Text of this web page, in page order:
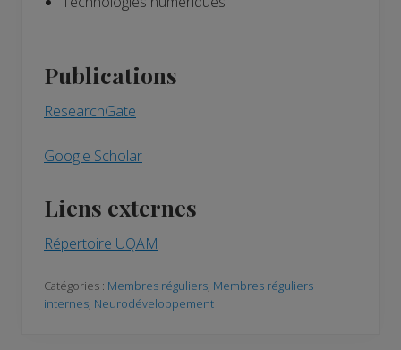
Publications
ResearchGate
Google Scholar
Liens externes
Répertoire UQAM
Catégories : Membres réguliers, Membres réguliers
internes, Neurodéveloppement